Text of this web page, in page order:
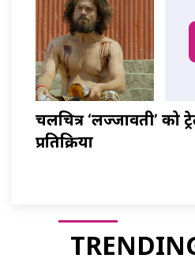
चलचित्र ‘लज्जावती’ को
प्रतिक्रिया